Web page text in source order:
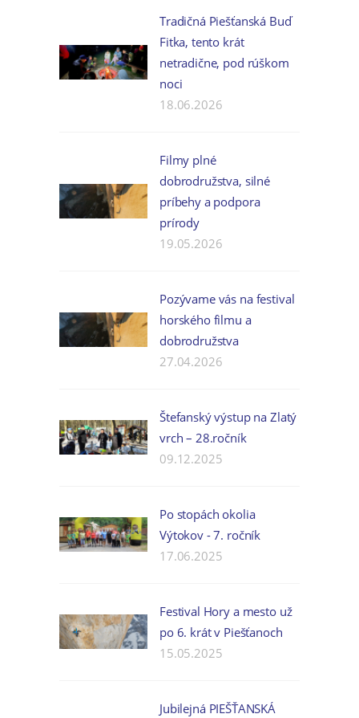
Tradičná Piešťanská Buď
Fitka, tento krát
netradične, pod rúškom
noci
18.06.2026
Filmy plné
dobrodružstva, silné
príbehy a podpora
prírody
19.05.2026
Pozývame vás na festival
horského filmu a
dobrodružstva
27.04.2026
Štefanský výstup na Zlatý
vrch – 28.ročník
09.12.2025
Po stopách okolia
Výtokov - 7. ročník
17.06.2025
Festival Hory a mesto už
po 6. krát v Piešťanoch
15.05.2025
Jubilejná PIEŠŤANSKÁ